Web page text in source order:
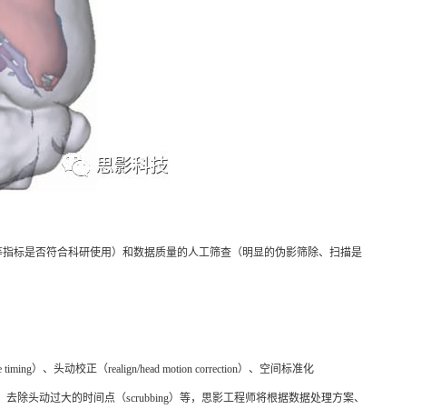
指标是否符合科研使用）和数据质量的人工筛查（明显的伪影筛除、扫描是
）、头动校正（realign/head motion correction）、空间标准化
去除头动过大的时间点（scrubbing）等，思影工程师将根据数据处理方案、